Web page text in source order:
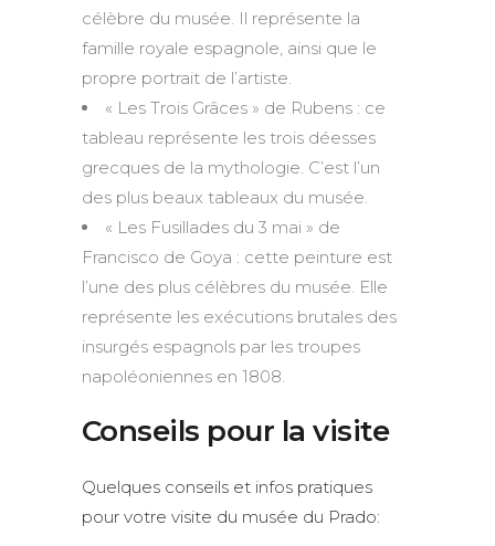
célèbre du musée. Il représente la
famille royale espagnole, ainsi que le
propre portrait de l’artiste.
« Les Trois Grâces » de Rubens : ce
tableau représente les trois déesses
grecques de la mythologie. C’est l’un
des plus beaux tableaux du musée.
« Les Fusillades du 3 mai » de
Francisco de Goya : cette peinture est
l’une des plus célèbres du musée. Elle
représente les exécutions brutales des
insurgés espagnols par les troupes
napoléoniennes en 1808.
Conseils pour la visite
Quelques conseils et infos pratiques
pour votre visite du musée du Prado: